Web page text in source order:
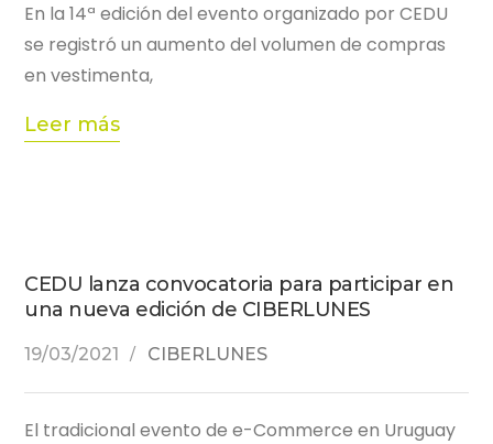
En la 14ª edición del evento organizado por CEDU
se registró un aumento del volumen de compras
en vestimenta,
Leer más
CEDU lanza convocatoria para participar en
una nueva edición de CIBERLUNES
19/03/2021 CIBERLUNES
El tradicional evento de e-Commerce en Uruguay